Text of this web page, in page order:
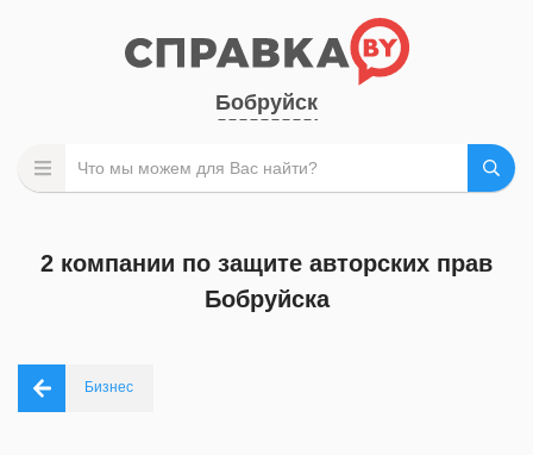
Бобруйск
2 компании по защите авторских прав
Бобруйска
Бизнес